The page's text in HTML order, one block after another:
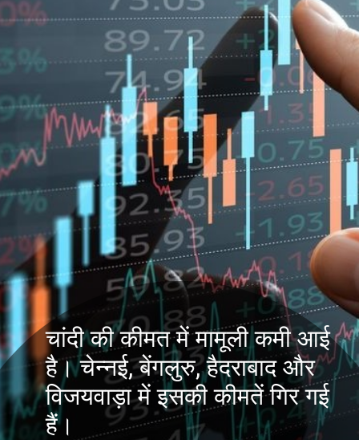
चांदी की कीमत में मामूली कमी आई
है। चेन्नई, बेंगलुरु, हैदराबाद और
विजयवाड़ा में इसकी कीमतें गिर गई
हैं।